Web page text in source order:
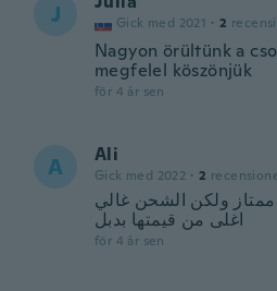
J Gick med 2021 · 2
Nagyon örültünk a
megfelel köszönjük
för 4 år sen
A Ali
Gick med 2022 · 2
ولكن الشحن غالي
اغلى من قيمتها بدبل
för 4 år sen